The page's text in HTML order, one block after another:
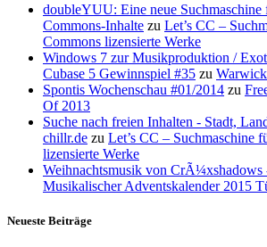
doubleYUU: Eine neue Suchmaschine
Commons-Inhalte zu Let’s CC –
Commons lizensierte Werke
Windows 7 zur Musikproduktion /
Cubase 5 Gewinnspiel #35 zu
Spontis Wochenschau #01/2014 zu
Of 2013
Suche nach freien Inhalten - Stadt,
chillr.de zu Let’s CC – Suchmaschine
lizensierte Werke
Weihnachtsmusik von CrÃ¼xshadows
Musikalischer Adventskalender 2015
Neueste Beiträge